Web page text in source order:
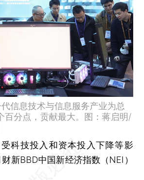
信息技术与信息服务产业为总
百分点，贡献最大。图：蒋启明/
受科技投入和资本投入下降等影
新BBD中国新经济指数（NEI）